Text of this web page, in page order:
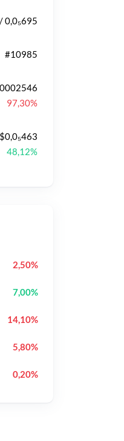
0,0₅695
#10985
97,30%
$0,0₅463
48,12%
2,50%
7,00%
14,10%
5,80%
0,20%